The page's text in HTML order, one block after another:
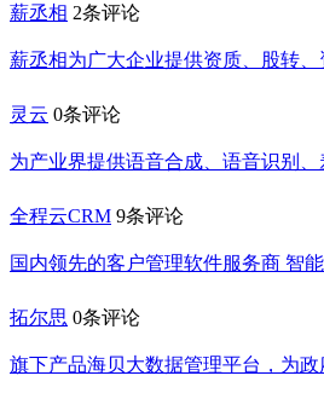
薪丞相 2条评论
薪丞相为广大企业提供资质、股转
灵云 0条评论
为产业界提供语音合成、语音识别
全程云CRM 9条评论
国内领先的客户管理软件服务商 智
拓尔思 0条评论
旗下产品海贝大数据管理平台，为